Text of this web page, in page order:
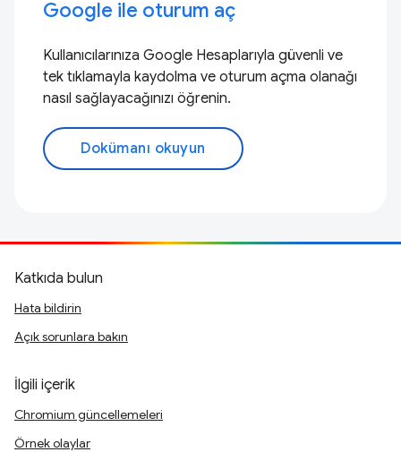
Google ile oturum aç
Kullanıcılarınıza Google Hesaplarıyla güvenli ve
tek tıklamayla kaydolma ve oturum açma olanağı
nasıl sağlayacağınızı öğrenin.
Dokümanı okuyun
Katkıda bulun
Hata bildirin
Açık sorunlara bakın
İlgili içerik
Chromium güncellemeleri
Örnek olaylar